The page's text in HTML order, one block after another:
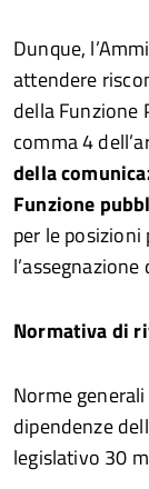
Dunque,
attendere
della Funzione
comma 4
della
Funzione
per le
Normativa di
Norme
dipendenze
legislativo 30